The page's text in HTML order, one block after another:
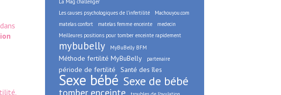
La Mag challenger
Les causes psychologiques de l’infertilité
Machouyou.com
matelas confort
matelas femme enceinte
medecin
Meilleures positions pour tomber enceinte rapidement
mybubelly MyBuBelly BFM
Méthode fertilité MyBuBelly partenaire
période de fertilité Santé des îles
Sexe bébé Sexe de bébé
tomber enceinte